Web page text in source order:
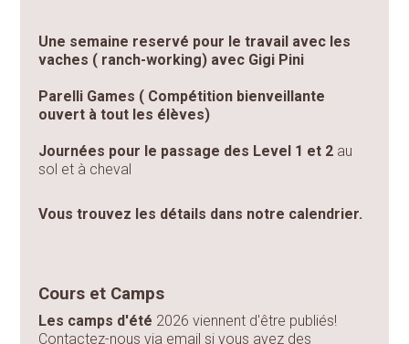
Une semaine reservé pour le travail avec les
vaches ( ranch-working) avec Gigi Pini
Parelli Games ( Compétition bienveillante
ouvert à tout les élèves)
Journées pour le passage des Level 1 et 2 au
sol et à cheval
Vous trouvez les détails dans notre calendrier.
Cours et Camps
Les camps d'été 2026 viennent d'être publiés!
Contactez-nous via email si vous avez des